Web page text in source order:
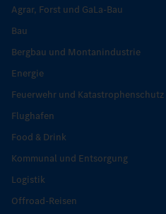
Agrar, Forst und GaLa-Bau
Bau
Bergbau und Montanindustrie
Energie
Feuerwehr und Katastrophenschutz
Flughafen
Food & Drink
Kommunal und Entsorgung
Logistik
Offroad-Reisen